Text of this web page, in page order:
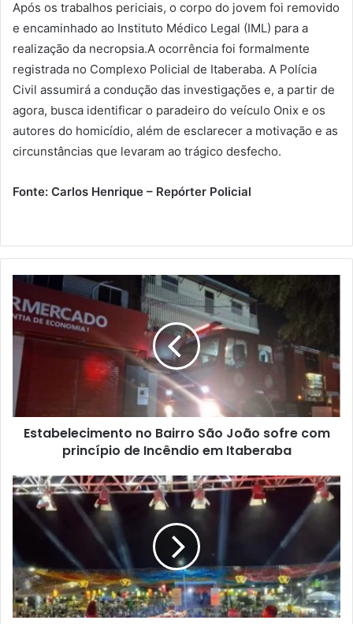
Após os trabalhos periciais, o corpo do jovem foi removido
e encaminhado ao Instituto Médico Legal (IML) para a
realização da necropsia.A ocorrência foi formalmente
registrada no Complexo Policial de Itaberaba. A Polícia
Civil assumirá a condução das investigações e, a partir de
agora, busca identificar o paradeiro do veículo Onix e os
autores do homicídio, além de esclarecer a motivação e as
circunstâncias que levaram ao trágico desfecho.
Fonte: Carlos Henrique – Repórter Policial
Estabelecimento
no
Bairro
São
João
sofre
com
princípio
de
Incêndio
Estabelecimento no Bairro São João sofre com
princípio de Incêndio em Itaberaba
São
João
Cancelado
TCM
determina
suspensão
de
cachês